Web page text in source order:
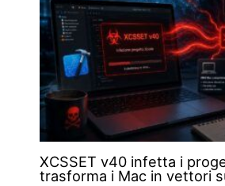
XCSSET v40 infetta i
trasforma i Mac in vettori